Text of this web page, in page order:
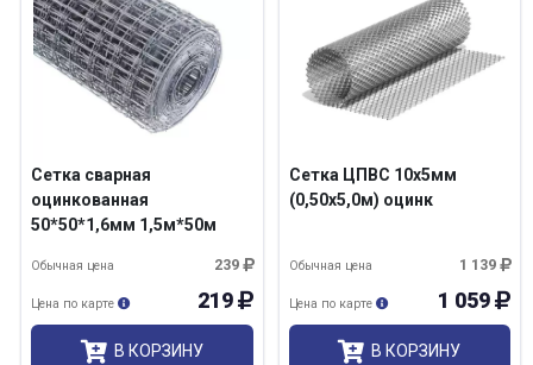
Сетка сварная
оцинкованная
50*50*1,6мм 1,5м*50м
239
Обычная цена
219
Цена по карте
В КОРЗИНУ
Сетка ЦПВС 10х5мм
(0,50х5,0м) оцинк
1 139
Обычная цена
1 059
Цена по карте
В КОРЗИНУ